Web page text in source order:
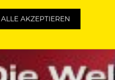
ALLE AKZEPTIEREN